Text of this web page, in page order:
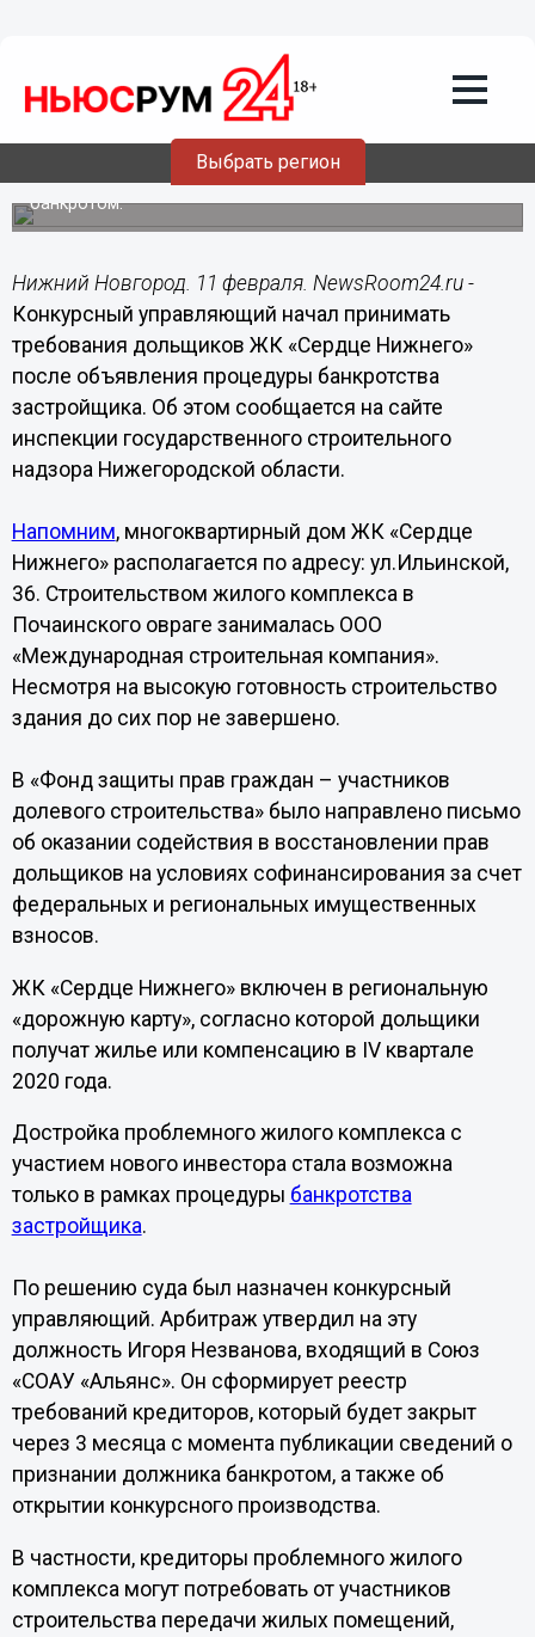
Выбрать регион
11.02.202015:10
Открыт прием требований дольщиков
недостроенного «Сердца Нижнего»
Застройщик проблемного жилого комплекса признан
банкротом.
Нижний Новгород. 11 февраля. NewsRoom24.ru -
Конкурсный управляющий начал принимать
требования дольщиков ЖК «Сердце Нижнего»
после объявления процедуры банкротства
застройщика. Об этом сообщается на сайте
инспекции государственного строительного
надзора Нижегородской области.
Напомним, многоквартирный дом ЖК «Сердце
Нижнего» располагается по адресу: ул.Ильинской,
36. Cтроительством жилого комплекса в
Почаинского овраге занималась ООО
«Международная строительная компания».
Несмотря на высокую готовность строительство
здания до сих пор не завершено.
В «Фонд защиты прав граждан – участников
долевого строительства» было направлено письмо
об оказании содействия в восстановлении прав
дольщиков на условиях софинансирования за счет
федеральных и региональных имущественных
взносов.
ЖК «Сердце Нижнего» включен в региональную
«дорожную карту», согласно которой дольщики
получат жилье или компенсацию в IV квартале
2020 года.
Достройка проблемного жилого комплекса с
участием нового инвестора стала возможна
только в рамках процедуры банкротства
застройщика.
По решению суда был назначен конкурсный
управляющий. Арбитраж утвердил на эту
должность Игоря Незванова, входящий в Союз
«СОАУ «Альянс». Он сформирует реестр
требований кредиторов, который будет закрыт
через 3 месяца с момента публикации сведений о
признании должника банкротом, а также об
открытии конкурсного производства.
В частности, кредиторы проблемного жилого
комплекса могут потребовать от участников
строительства передачи жилых помещений,